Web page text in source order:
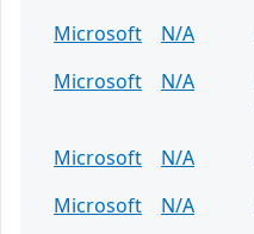
Microsoft
N/A
Microsoft
N/A
Microsoft
N/A
Microsoft
N/A